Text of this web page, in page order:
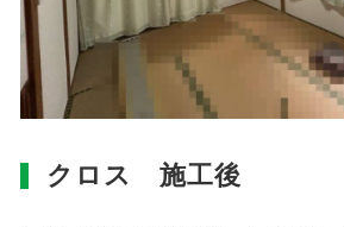
クロス 施工後